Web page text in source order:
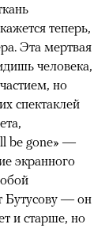
теперь,
Эта мертвая
человека,
но
спектаклей
be gone» —
экранного
Бутусову — он
и старше, но